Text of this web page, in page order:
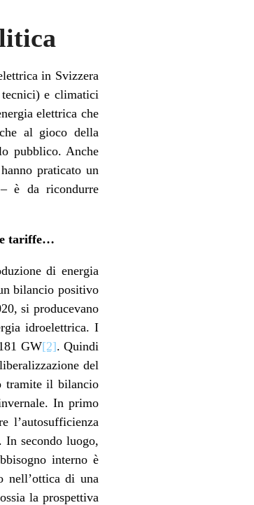
in Svizzera
e climatici
elettrica che
al gioco della
pubblico. Anche
praticato un
è da ricondurre
tariffe…
di energia
bilancio positivo
si producevano
idroelettrica. I
GW[2]. Quindi
del
tramite il bilancio
In primo
l’autosufficienza
secondo luogo,
interno è
nell’ottica di una
la prospettiva